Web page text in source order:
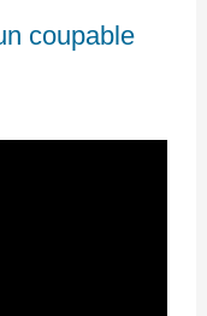
coupable